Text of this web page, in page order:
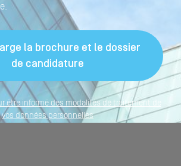
être informé des modalités de traitement de
vos données personnelles